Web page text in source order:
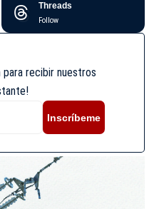
Threads
Follow
recibir nuestros
Inscríbeme